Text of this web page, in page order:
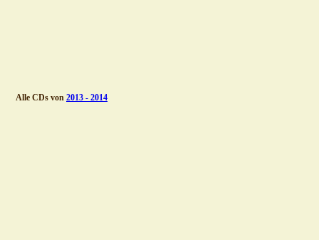
Alle CDs von 2013 - 2014